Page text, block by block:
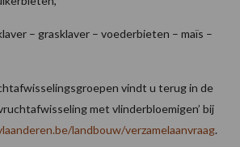
– grasklaver – voederbieten – maïs –
vindt u terug in de
met vlinderbloemigen’ bij
landbouw/verzamelaanvraag.